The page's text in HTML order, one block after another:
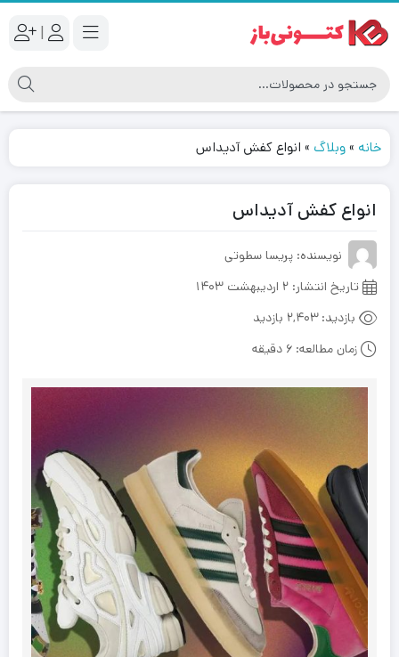
|
خانه »وبلاگ » انواع کفش آدیداس
انواع کفش آدیداس
نویسنده: پریسا سطوتی
تاریخ انتشار: ۲ اردیبهشت ۱۴۰۳
بازدید:2,403 بازدید
زمان مطالعه: 6 دقیقه